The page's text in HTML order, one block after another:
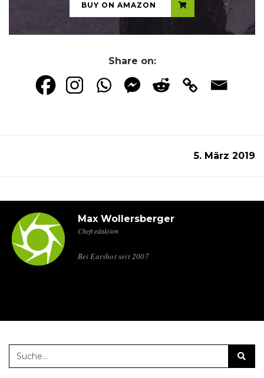
BUY ON AMAZON
Share on:
5. März 2019
Max Wollersberger
Chefredaktion
Bei Earshot seit 2007